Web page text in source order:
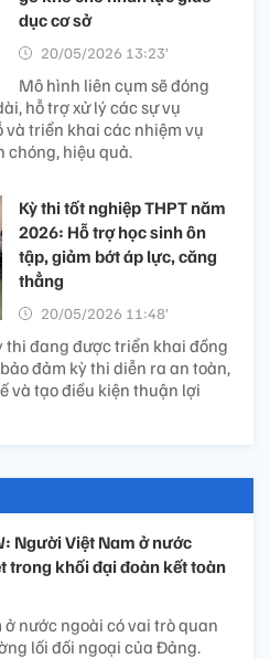
dục cơ sở
20/05/2026 13:23’
Mô hình liên cụm sẽ đóng
hỗ trợ xử lý các sự vụ
triển khai các nhiệm vụ
chóng, hiệu quả.
Kỳ thi tốt nghiệp THPT năm
2026: Hỗ trợ học sinh ôn
tập, giảm bớt áp lực, căng
thẳng
20/05/2026 11:48’
thi đang được triển khai đồng
đảm kỳ thi diễn ra an toàn,
và tạo điều kiện thuận lợi
Người Việt Nam ở nước
trong khối đại đoàn kết toàn
nước ngoài có vai trò quan
lối đối ngoại của Đảng.